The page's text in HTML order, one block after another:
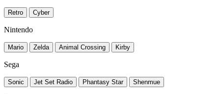
Retro Cyber
Nintendo
Mario Zelda Animal Crossing Kirby
Sega
Sonic Jet Set Radio Phantasy Star Shenmue